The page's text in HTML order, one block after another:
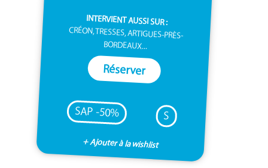
INTERVIENT AUSSI SUR :
CRÉON, TRESSES, ARTIGUES-PRÈS-
BORDEAUX...
Réserver
SAP -50% S
+ Ajouter à la wishlist